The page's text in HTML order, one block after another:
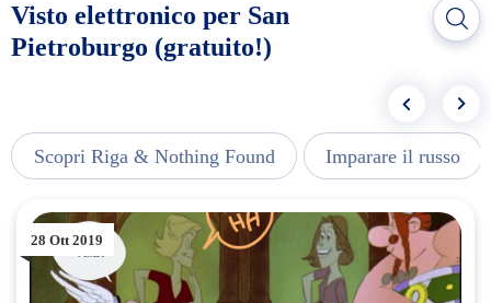
Visto elettronico per San
Pietroburgo (gratuito!)
Scopri Riga & Nothing Found Imparare il russo
28 Ott 2019